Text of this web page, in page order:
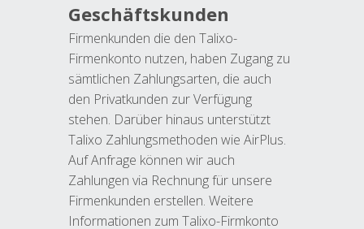
Geschäftskunden
Firmenkunden die den Talixo-
Firmenkonto nutzen, haben Zugang zu
sämtlichen Zahlungsarten, die auch
den Privatkunden zur Verfügung
stehen. Darüber hinaus unterstützt
Talixo Zahlungsmethoden wie AirPlus.
Auf Anfrage können wir auch
Zahlungen via Rechnung für unsere
Firmenkunden erstellen. Weitere
Informationen zum Talixo-Firmkonto